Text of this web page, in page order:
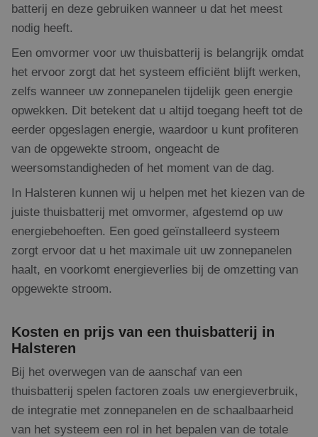
batterij en deze gebruiken wanneer u dat het meest
nodig heeft.
Een omvormer voor uw thuisbatterij is belangrijk omdat
het ervoor zorgt dat het systeem efficiënt blijft werken,
zelfs wanneer uw zonnepanelen tijdelijk geen energie
opwekken. Dit betekent dat u altijd toegang heeft tot de
eerder opgeslagen energie, waardoor u kunt profiteren
van de opgewekte stroom, ongeacht de
weersomstandigheden of het moment van de dag.
In Halsteren kunnen wij u helpen met het kiezen van de
juiste thuisbatterij met omvormer, afgestemd op uw
energiebehoeften. Een goed geïnstalleerd systeem
zorgt ervoor dat u het maximale uit uw zonnepanelen
haalt, en voorkomt energieverlies bij de omzetting van
opgewekte stroom.
Kosten en prijs van een thuisbatterij in
Halsteren
Bij het overwegen van de aanschaf van een
thuisbatterij spelen factoren zoals uw energieverbruik,
de integratie met zonnepanelen en de schaalbaarheid
van het systeem een rol in het bepalen van de totale